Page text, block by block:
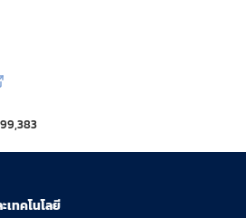
การเข้าชม 699,383 ครั้ง
ทคโนโลยี